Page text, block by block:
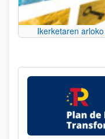
Ikerketaren